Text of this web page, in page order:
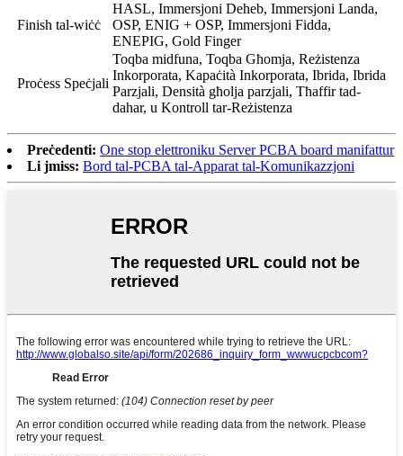
Finish tal-wiċċ
HASL, Immersjoni Deheb, Immersjoni Landa,
OSP, ENIG + OSP, Immersjoni Fidda,
ENEPIG, Gold Finger
Proċess Speċjali
Toqba midfuna, Toqba Għomja, Reżistenza
Inkorporata, Kapaċità Inkorporata, Ibrida, Ibrida
Parzjali, Densità għolja parzjali, Tħaffir tad-
dahar, u Kontroll tar-Reżistenza
Preċedenti: One stop elettroniku Server PCBA board manifattur
Li jmiss: Bord tal-PCBA tal-Apparat tal-Komunikazzjoni